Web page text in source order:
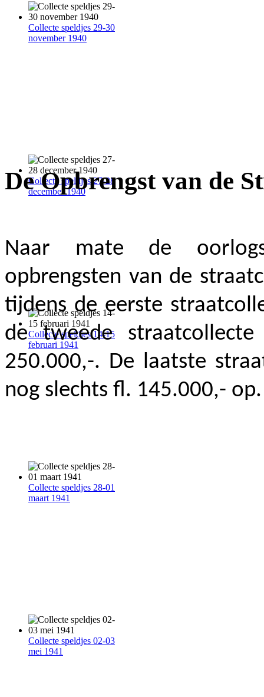
Collecte speldjes 29-30
november 1940
Collecte speldjes 27-28
december 1940
Collecte speldjes 14-15
februari 1941
Collecte speldjes 28-01
maart 1941
Collecte speldjes 02-03
mei 1941
De Opbrengst van de
Naar mate de
opbrengsten van de
tijdens de eerste
de tweede
250.000,-. De laatste
nog slechts fl. 145.000,- op.